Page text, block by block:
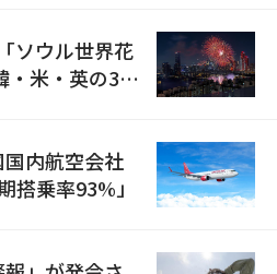
ソウル世界花
米・英の3カ
内航空会社
乗率93%」